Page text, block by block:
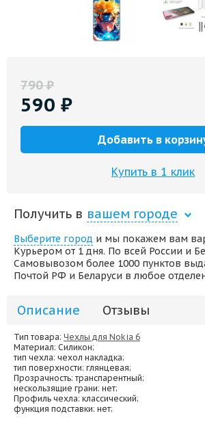
790₽
590 ₽
Добавить в
Купить в 1 клик
Получить в вашем городе
Выберите город и мы покажем вам
Курьером от 1 дня. По всей России и
Самовывозом более 1000 пунктов
Почтой РФ и Беларуси в любое
Описание Отзывы
Тип товара: Чехлы для Nokia 6
Материал: Силикон;
тип чехла: чехол накладка;
тип поверхности: глянцевая;
Прозрачность: транспарентный;
нескользящие грани: нет;
Профиль чехла: классический;
функция подставки: нет;